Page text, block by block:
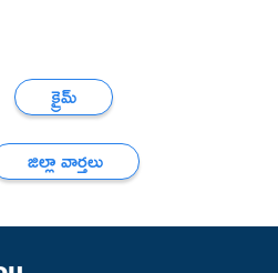
క్రైమ్
జిల్లా వార్తలు